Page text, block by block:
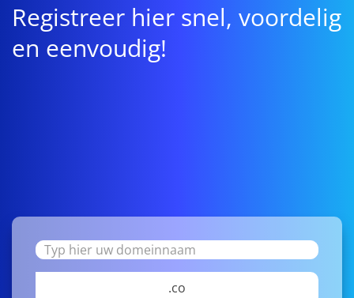
Registreer hier snel, voordelig
en eenvoudig!
.co